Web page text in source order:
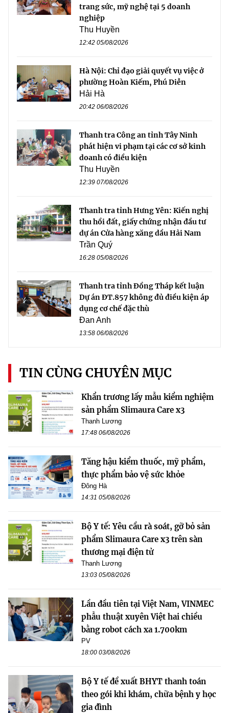
trang sức, mỹ nghệ tại 5 doanh
nghiệp
Thu Huyền
12:42 05/08/2026
Hà Nội: Chỉ đạo giải quyết vụ việc ở
phường Hoàn Kiếm, Phú Diễn
Hải Hà
20:42 06/08/2026
Thanh tra Công an tỉnh Tây Ninh
phát hiện vi phạm tại các cơ sở kinh
doanh có điều kiện
Thu Huyền
12:39 07/08/2026
Thanh tra tỉnh Hưng Yên: Kiến nghị
thu hồi đất, giấy chứng nhận đầu tư
dự án Cửa hàng xăng dầu Hải Nam
Trần Quý
16:28 05/08/2026
Thanh tra tỉnh Đồng Tháp kết luận
Dự án ĐT.857 không đủ điều kiện áp
dụng cơ chế đặc thù
Đan Anh
13:58 06/08/2026
TIN CÙNG CHUYÊN MỤC
Khẩn trương lấy mẫu kiểm nghiệm
sản phẩm Slimaura Care x3
Thanh Lương
17:48 06/08/2026
Tăng hậu kiểm thuốc, mỹ phẩm,
thực phẩm bảo vệ sức khỏe
Đông Hà
14:31 05/08/2026
Bộ Y tế: Yêu cầu rà soát, gỡ bỏ sản
phẩm Slimaura Care x3 trên sàn
thương mại điện tử
Thanh Lương
13:03 05/08/2026
Lần đầu tiên tại Việt Nam, VINMEC
phẫu thuật xuyên Việt hai chiều
bằng robot cách xa 1.700km
PV
18:00 03/08/2026
Bộ Y tế đề xuất BHYT thanh toán
theo gói khi khám, chữa bệnh y học
gia đình